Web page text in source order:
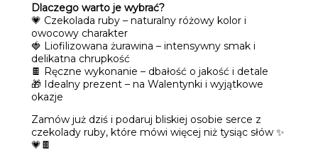
Dlaczego warto je wybrać?
💗 Czekolada ruby – naturalny różowy kolor i
owocowy charakter
🍓 Liofilizowana żurawina – intensywny smak i
delikatna chrupkość
🍫 Ręczne wykonanie – dbałość o jakość i detale
🎁 Idealny prezent – na Walentynki i wyjątkowe
okazje
Zamów już dziś i podaruj bliskiej osobie serce z
czekolady ruby, które mówi więcej niż tysiąc słów ✨
💗🍫